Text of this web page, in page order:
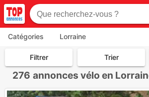
Catégories Lorraine
Filtrer Trier
276 annonces vélo en